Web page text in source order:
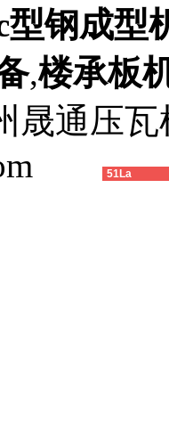
型钢成型
,楼承板
晟通压
51La